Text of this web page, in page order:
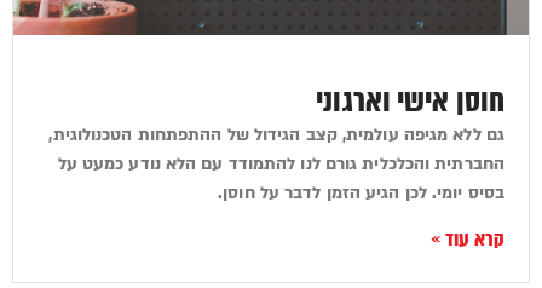
חוסן אישי וארגוני
גם ללא מגיפה עולמית, קצב הגידול של ההתפתחות הטכנולוגית,
החברתית והכלכלית גורם לנו להתמודד עם הלא נודע כמעט על
בסיס יומי. לכן הגיע הזמן לדבר על חוסן.
קרא עוד »